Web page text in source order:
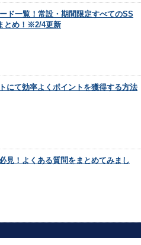
ド一覧！常設・期間限定すべてのSS
とめ！※2/4更新
にて効率よくポイントを獲得する方法
見！よくある質問をまとめてみまし